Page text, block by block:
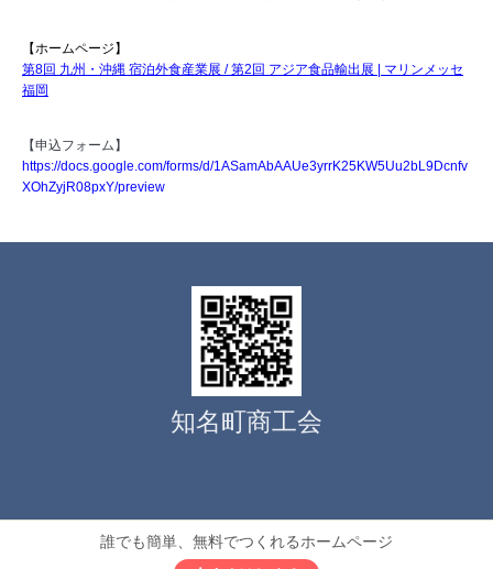
【ホームページ】
第8回 九州・沖縄 宿泊外食産業展 / 第2回 アジア食品輸出展 | マリンメッセ
福岡
【申込フォーム】
https://docs.google.com/forms/d/1ASamAbAAUe3yrrK25KW5Uu2bL9Dcnfv
XOhZyjR08pxY/preview
知名町商工会
誰でも簡単、無料でつくれるホームページ